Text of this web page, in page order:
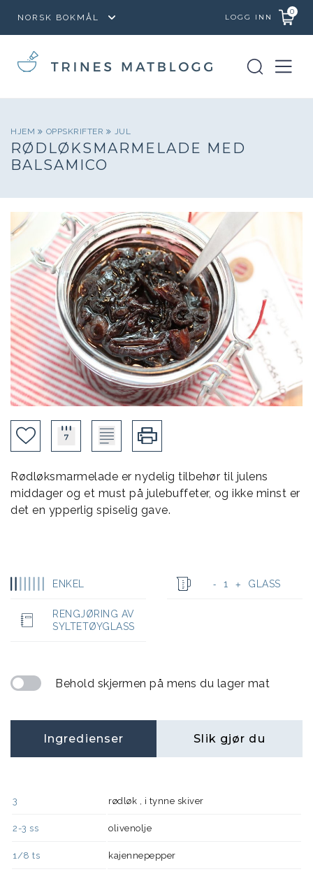
LOGG INN
0
HJEM OPPSKRIFTER JUL
RØDLØKSMARMELADE MED
BALSAMICO
Rødløksmarmelade er nydelig tilbehør til julens
middager og et must på julebuffeter, og ikke minst er
det en ypperlig spiselig gave.
ENKEL - 1 + GLASS
RENGJØRING AV
SYLTETØYGLASS
Behold skjermen på mens du lager mat
Ingredienser Slik gjør du
3 rødløk , i tynne skiver
2-3 ss olivenolje
1/8 ts kajennepepper